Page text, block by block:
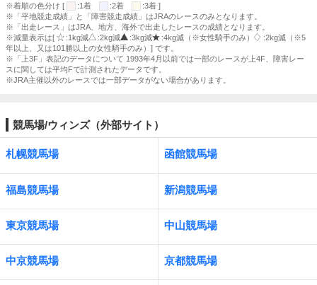
※着順の色分け [
:1着 :2着
:3着 ]
※「平地競走成績」と「障害競走成績」はJRAのレースのみとなります。
※「出走レース」はJRA、地方、海外で出走したレースの成績となります。
※減量表示は[
:1kg減 :2kg減 :3kg減 :4kg減（※女性騎手のみ）
:2kg減（※5
年以上、又は101勝以上の女性騎手のみ）] です。
※「上3F」表記のデータについて 1993年4月以前では一部のレースが上4F、障害レー
スに関しては平均Fで計測されたデータです。
※JRA主催以外のレースでは一部データがない場合があります。
競馬場/ウィンズ（外部サイト）
札幌競馬場 函館競馬場
福島競馬場 新潟競馬場
東京競馬場 中山競馬場
中京競馬場 京都競馬場